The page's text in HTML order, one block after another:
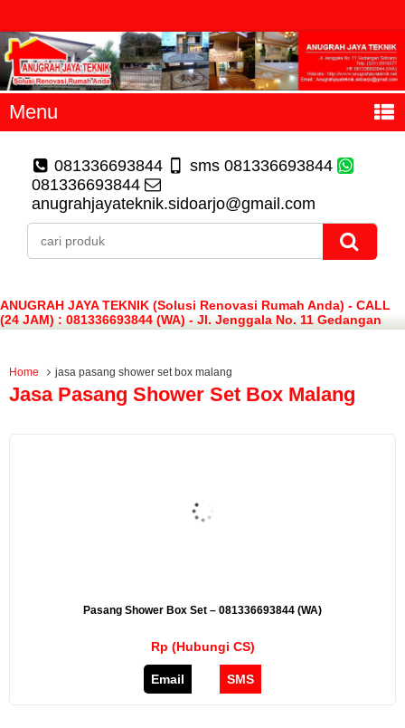
Menu
081336693844
sms 081336693844
081336693844
anugrahjayateknik.sidoarjo@gmail.com
ANUGRAH JAYA TEKNIK (Solusi Renovasi Rumah Anda) - CALL
(24 JAM) : 081336693844 (WA) - Jl. Jenggala No. 11 Gedangan
Sidoarjo
Home jasa pasang shower set box malang
Jasa Pasang Shower Set Box Malang
Pasang Shower Box Set – 081336693844 (WA)
Rp (Hubungi CS)
Email SMS